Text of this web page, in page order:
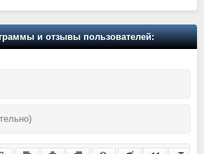
и отзывы пользователей: